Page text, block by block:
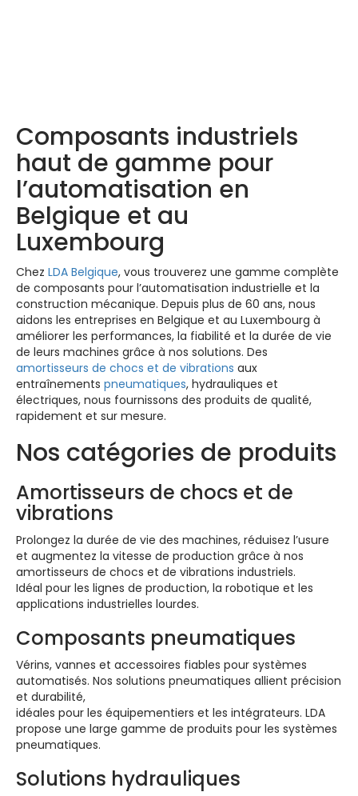
Composants industriels
haut de gamme pour
l’automatisation en
Belgique et au
Luxembourg
Chez LDA Belgique, vous trouverez une gamme complète
de composants pour l’automatisation industrielle et la
construction mécanique. Depuis plus de 60 ans, nous
aidons les entreprises en Belgique et au Luxembourg à
améliorer les performances, la fiabilité et la durée de vie
de leurs machines grâce à nos solutions. Des
amortisseurs de chocs et de vibrations aux
entraînements pneumatiques, hydrauliques et
électriques, nous fournissons des produits de qualité,
rapidement et sur mesure.
Nos catégories de produits
Amortisseurs de chocs et de
vibrations
Prolongez la durée de vie des machines, réduisez l’usure
et augmentez la vitesse de production grâce à nos
amortisseurs de chocs et de vibrations industriels.
Idéal pour les lignes de production, la robotique et les
applications industrielles lourdes.
Composants pneumatiques
Vérins, vannes et accessoires fiables pour systèmes
automatisés. Nos solutions pneumatiques allient précision
et durabilité,
idéales pour les équipementiers et les intégrateurs. LDA
propose une large gamme de produits pour les systèmes
pneumatiques.
Solutions hydrauliques